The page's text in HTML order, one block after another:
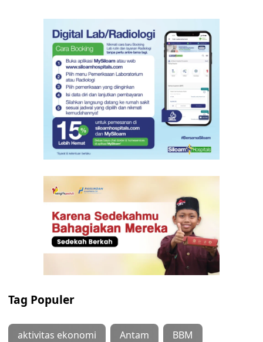
Tag Populer
aktivitas ekonomi Antam BBM